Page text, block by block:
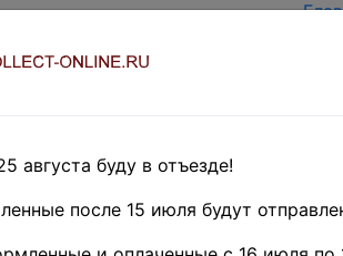
августа буду в отъезде!
после 15 июля будут